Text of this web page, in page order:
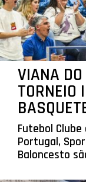
VIANA DO
TORNEIO
Futebol
Portugal,
Baloncesto